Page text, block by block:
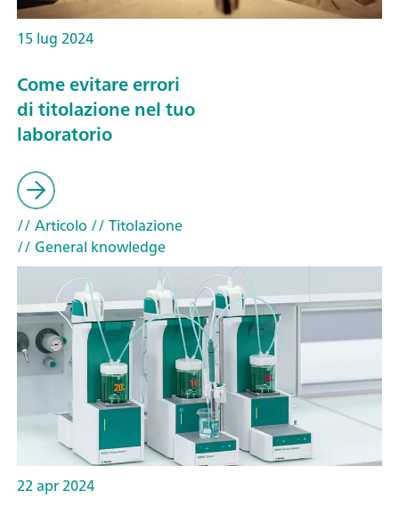
15 lug 2024
Come evitare errori
di titolazione nel tuo
laboratorio
// Articolo // Titolazione
// General knowledge
22 apr 2024